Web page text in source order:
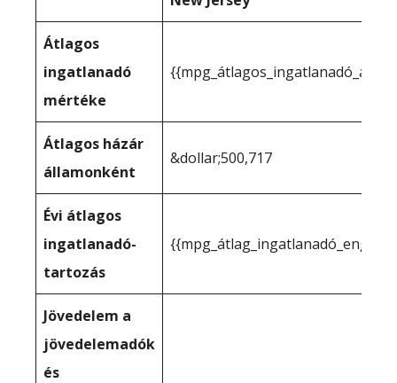
Átlagos
ingatlanadó
mértéke
Átlagos házár
államonként
&dollar;500,717
Évi átlagos
ingatlanadó-
tartozás
Jövedelem a
jövedelemadók
és